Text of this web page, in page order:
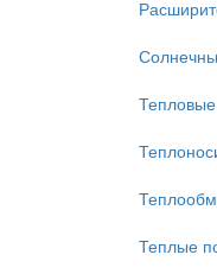
Теплые